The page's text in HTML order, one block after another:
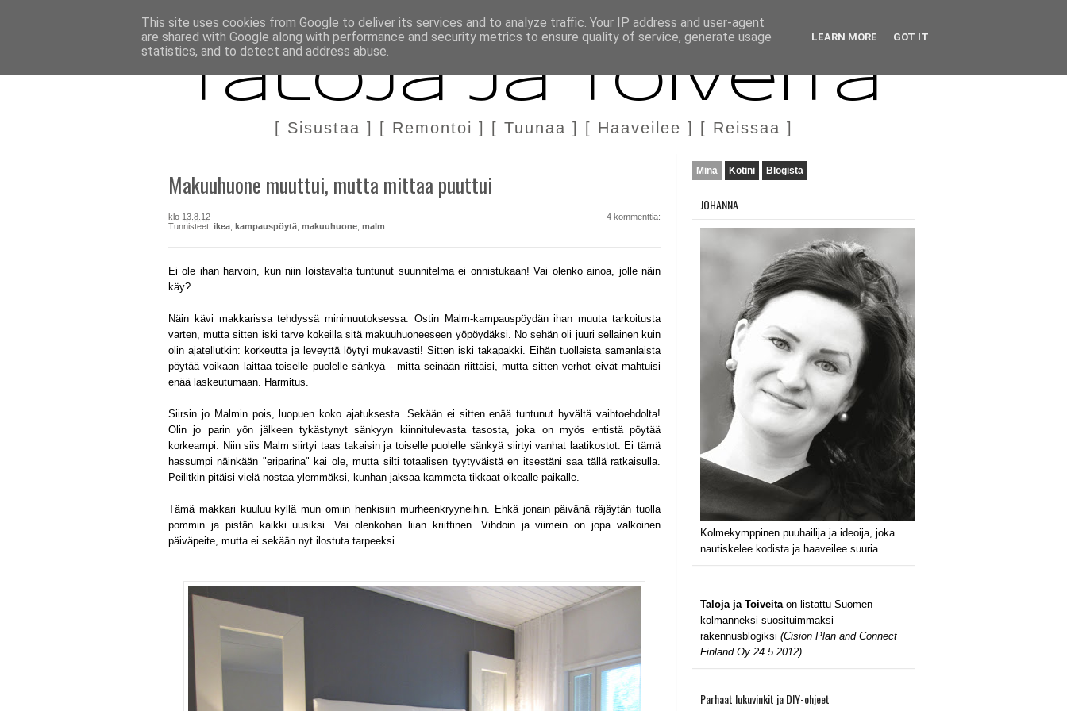
BLOGI TÄÄLTÄ KANNATTAA OSTAA DIY IN ENGLISH MARKKINOINTI & YHTEISTYÖ
Taloja ja Toiveita
[ Sisustaa ] [ Remontoi ] [ Tuunaa ] [ Haaveilee ] [ Reissaa ]
Makuuhuone muuttui, mutta mittaa puuttui
klo 13.8.12
4 kommenttia:
Tunnisteet: ikea kampauspöytä makuuhuone malm
Ei ole ihan harvoin, kun niin loistavalta tuntunut suunnitelma ei onnistukaan! Vai olenko ainoa, jolle näin
käy?
Näin kävi makkarissa tehdyssä minimuutoksessa. Ostin Malm-kampauspöydän ihan muuta tarkoitusta
varten, mutta sitten iski tarve kokeilla sitä makuuhuoneeseen yöpöydäksi. No sehän oli juuri sellainen kuin
olin ajatellutkin: korkeutta ja leveyttä löytyi mukavasti! Sitten iski takapakki. Eihän tuollaista samanlaista
pöytää voikaan laittaa toiselle puolelle sänkyä - mitta seinään riittäisi, mutta sitten verhot eivät mahtuisi
enää laskeutumaan. Harmitus.
Siirsin jo Malmin pois, luopuen koko ajatuksesta. Sekään ei sitten enää tuntunut hyvältä vaihtoehdolta!
Olin jo parin yön jälkeen tykästynyt sänkyyn kiinnitulevasta tasosta, joka on myös entistä pöytää
korkeampi. Niin siis Malm siirtyi taas takaisin ja toiselle puolelle sänkyä siirtyi vanhat laatikostot. Ei tämä
hassumpi näinkään "eriparina" kai ole, mutta silti totaalisen tyytyväistä en itsestäni saa tällä ratkaisulla.
Peilitkin pitäisi vielä nostaa ylemmäksi, kunhan jaksaa kammeta tikkaat oikealle paikalle.
Tämä makkari kuuluu kyllä mun omiin henkisiin murheenkryyneihin. Ehkä jonain päivänä räjäytän tuolla
pommin ja pistän kaikki uusiksi. Vai olenkohan liian kriittinen. Vihdoin ja viimein on jopa valkoinen
päiväpeite, mutta ei sekään nyt ilostuta tarpeeksi.
Minä Kotini Blogista
JOHANNA
Kolmekymppinen puuhailija ja ideoija, joka
nautiskelee kodista ja haaveilee suuria.
Taloja ja Toiveitaon listattu Suomen
kolmanneksi suosituimmaksi
rakennusblogiksi (Cision Plan and Connect
Finland Oy 24.5.2012)
Parhaat lukuvinkit ja DIY-ohjeet
This site uses cookies from Google to deliver its services and to analyze traffic. Your IP address and user-agent
are shared with Google along with performance and security metrics to ensure quality of service, generate usage
statistics, and to detect and address abuse.
LEARN MORE GOT IT